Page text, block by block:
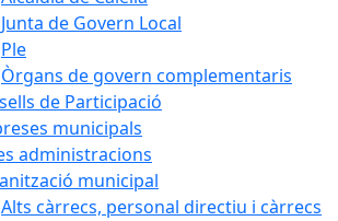
Junta de Govern Local
Ple
Òrgans de govern complementaris
de Participació
municipals
administracions
municipal
Alts càrrecs, personal directiu i càrrecs